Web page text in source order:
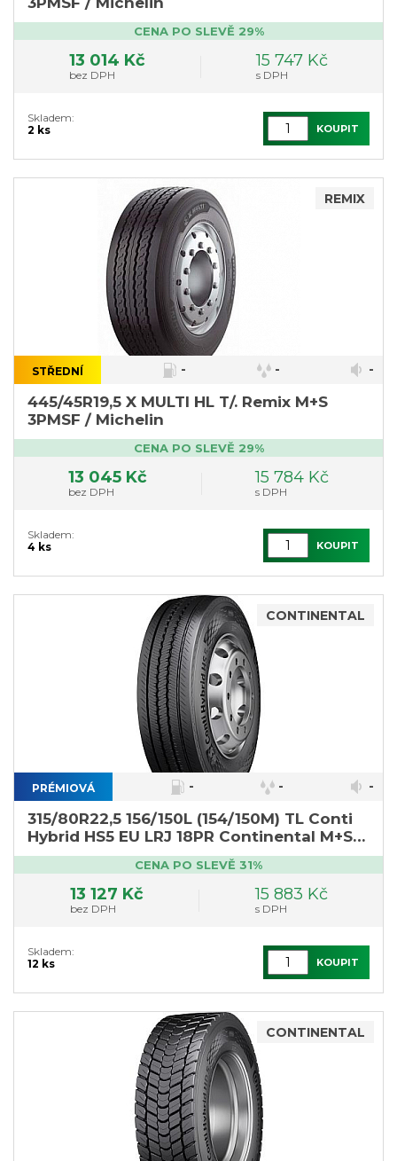
CENA PO SLEVĚ 29%
13 014 Kč
bez DPH
15 747 Kč
s DPH
Skladem:
2 ks
KOUPIT
REMIX
STŘEDNÍ - - -
445/45R19,5 X MULTI HL T/. Remix M+S
3PMSF / Michelin
CENA PO SLEVĚ 29%
13 045 Kč
bez DPH
15 784 Kč
s DPH
Skladem:
4 ks
KOUPIT
CONTINENTAL
PRÉMIOVÁ - - -
315/80R22,5 156/150L (154/150M) TL Conti
Hybrid HS5 EU LRJ 18PR Continental M+S
3PMSF
CENA PO SLEVĚ 31%
13 127 Kč
bez DPH
15 883 Kč
s DPH
Skladem:
12 ks
KOUPIT
CONTINENTAL